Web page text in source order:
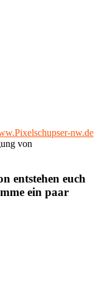
nw.de
von
entstehen euch
ein paar